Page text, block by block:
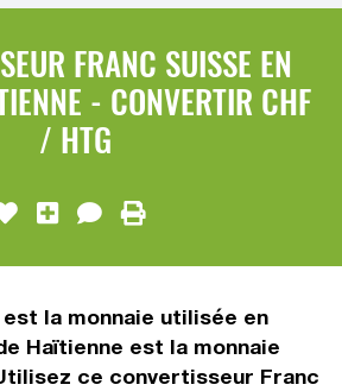
FRANC SUISSE EN
- CONVERTIR CHF
/ HTG
la monnaie utilisée en
Haïtienne est la monnaie
ce convertisseur Franc